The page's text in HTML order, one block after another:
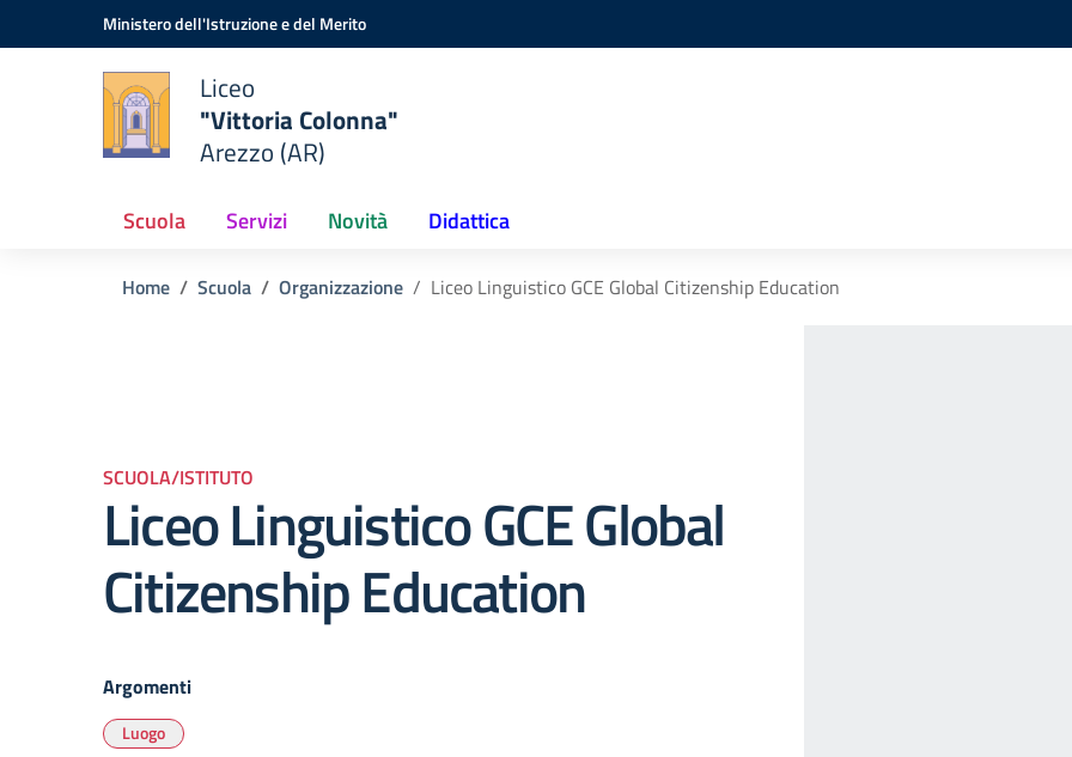
Vai ai contenuti
Vai al menu di navigazioneMinistero dell'Istruzione e del Merito
Liceo
"Vittoria Colonna"
Arezzo (AR)
Scuola Servizi Novità Didattica
Home Scuola Organizzazione Liceo Linguistico GCE Global Citizenship Education
SCUOLA/ISTITUTO
Liceo Linguistico GCE Global
Citizenship Education
Argomenti
Luogo